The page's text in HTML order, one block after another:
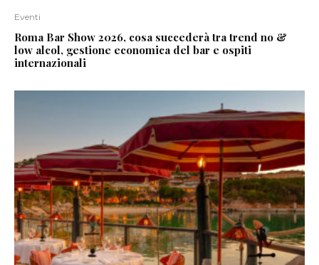
Eventi
Roma Bar Show 2026, cosa succederà tra trend no &
low alcol, gestione economica del bar e ospiti
internazionali